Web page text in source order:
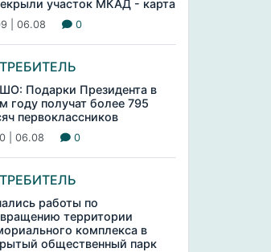
участок МКАД - карта
| 06.08 0
Подарки Президента в
году получат более 795
первоклассников
| 06.08 0
работы по
территории
комплекса в
общественный парк